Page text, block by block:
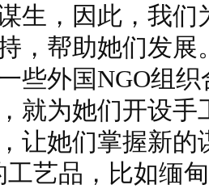
生，因此，我们
，帮助她们发展
些外国NGO组
就为她们开设手
让她们掌握新的
艺品，比如缅